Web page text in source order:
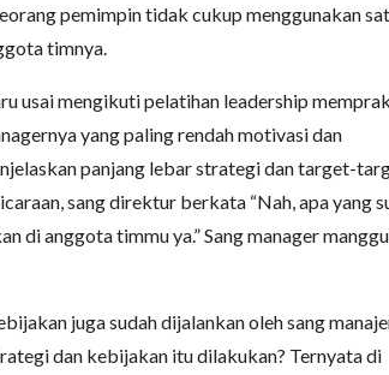
pemimpin tidak cukup menggunakan
timnya.
usai mengikuti pelatihan leadership
yang paling rendah motivasi dan
panjang lebar strategi dan target-
sang direktur berkata “Nah, apa yang
di anggota timmu ya.” Sang manager
juga sudah dijalankan oleh sang
dan kebijakan itu dilakukan? Ternyata di